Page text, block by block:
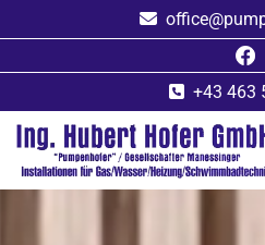

 +43 463